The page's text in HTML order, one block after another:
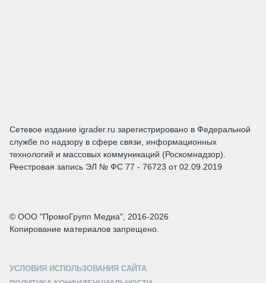
Сетевое издание igrader.ru зарегистрировано в Федеральной
службе по надзору в сфере связи, информационных
технологий и массовых коммуникаций (Роскомнадзор).
Реестровая запись ЭЛ № ФС 77 - 76723 от 02.09.2019
© ООО "ПромоГрупп Медиа", 2016-2026
Копирование материалов запрещено.
УСЛОВИЯ ИСПОЛЬЗОВАНИЯ САЙТА